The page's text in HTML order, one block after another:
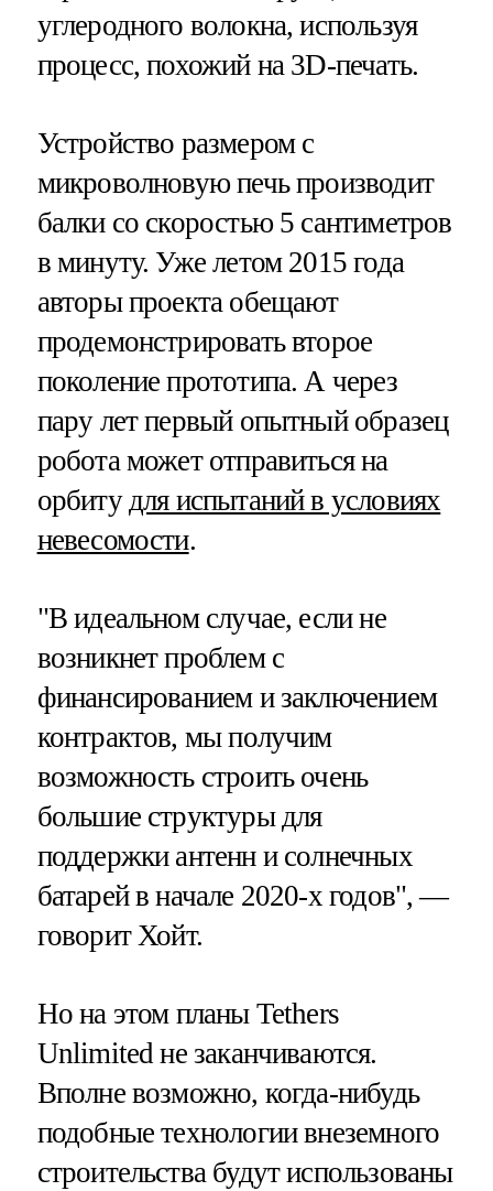
углеродного волокна, используя
процесс, похожий на 3D-печать.
Устройство размером с
микроволновую печь производит
балки со скоростью 5 сантиметров
в минуту. Уже летом 2015 года
авторы проекта обещают
продемонстрировать второе
поколение прототипа. А через
пару лет первый опытный образец
робота может отправиться на
орбиту для испытаний в условиях
невесомости.
"В идеальном случае, если не
возникнет проблем с
финансированием и заключением
контрактов, мы получим
возможность строить очень
большие структуры для
поддержки антенн и солнечных
батарей в начале 2020-х годов", —
говорит Хойт.
Но на этом планы Tethers
Unlimited не заканчиваются.
Вполне возможно, когда-нибудь
подобные технологии внеземного
строительства будут использованы